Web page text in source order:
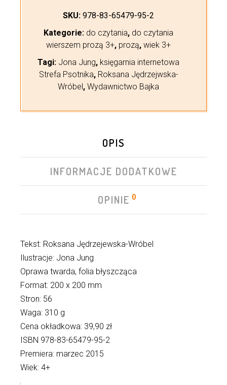
SKU: 978-83-65479-95-2
Kategorie: do czytania, do czytania
wierszem prozą 3+, prozą, wiek 3+
Tagi: Jona Jung, księgarnia internetowa
Strefa Psotnika, Roksana Jędrzejwska-
Wróbel, Wydawnictwo Bajka
OPIS
INFORMACJE DODATKOWE
OPINIE 0
Tekst: Roksana Jędrzejewska-Wróbel
Ilustracje: Jona Jung
Oprawa twarda, folia błyszcząca
Format: 200 x 200 mm
Stron: 56
Waga: 310 g
Cena okładkowa: 39,90 zł
ISBN 978-83-65479-95-2
Premiera: marzec 2015
Wiek: 4+